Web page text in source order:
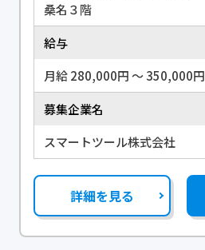
桑名３階
給与
月給 280,000円 〜 350,000円
募集企業名
スマートツール株式会社
詳細を見る